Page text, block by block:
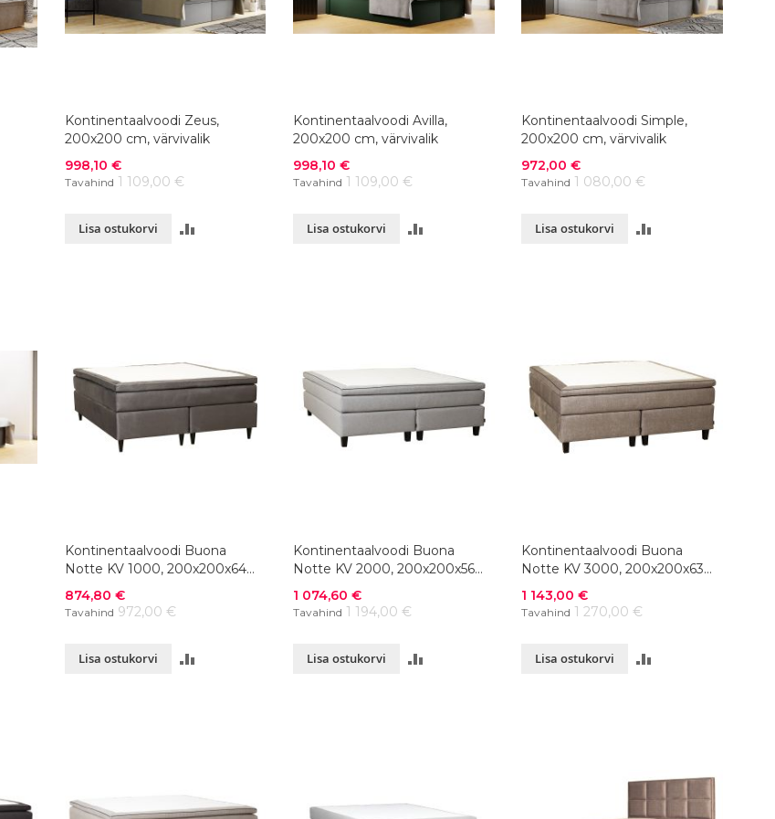
Kontinentaalvoodi Zeus,
200x200 cm, värvivalik
Soodushind
998,10 €
Tavahind 1 109,00 €
Lisa ostukorvi
Kontinentaalvoodi Avilla,
200x200 cm, värvivalik
Soodushind
998,10 €
Tavahind 1 109,00 €
Lisa ostukorvi
Kontinentaalvoodi Simple,
200x200 cm, värvivalik
Soodushind
972,00 €
Tavahind 1 080,00 €
Lisa ostukorvi
Kontinentaalvoodi Buona
Notte KV 1000, 200x200x64
cm, värvivalik
Soodushind
874,80 €
Tavahind 972,00 €
Lisa ostukorvi
Kontinentaalvoodi Buona
Notte KV 2000, 200x200x56
cm, värvivalik
Soodushind
1 074,60 €
Tavahind 1 194,00 €
Lisa ostukorvi
Kontinentaalvoodi Buona
Notte KV 3000, 200x200x63
cm, värvivalik
Soodushind
1 143,00 €
Tavahind 1 270,00 €
Lisa ostukorvi